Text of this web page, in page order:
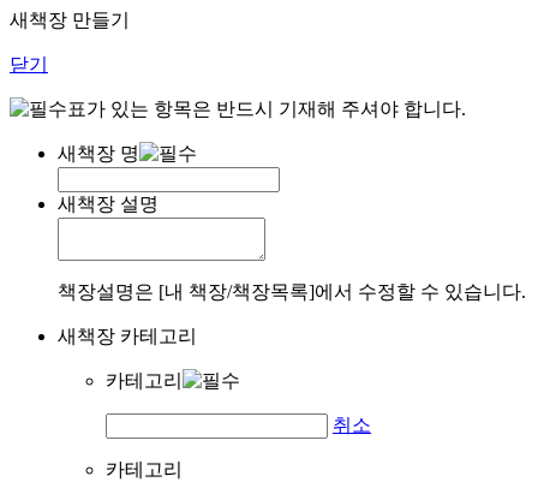
새책장 만들기
닫기
표가 있는 항목은 반드시 기재해 주셔야 합니다.
새책장 명
새책장 설명
책장설명은 [내 책장/책장목록]에서 수정할 수 있습니다.
새책장 카테고리
카테고리
취소
카테고리